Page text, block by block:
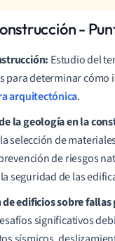
-
Estudio del
para determinar cómo
arquitectónica.
la geología en la
selección de
de riesgos
seguridad de las
edificios sobre fallas
significativos